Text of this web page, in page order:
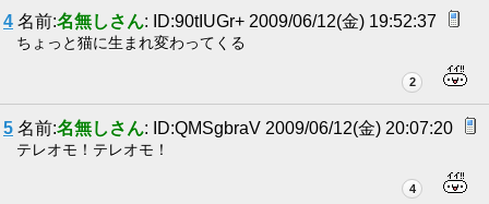
4 名前:名無しさん: ID:90tIUGr+ 2009/06/12(金) 19:52:37
ちょっと猫に生まれ変わってくる
2
5 名前:名無しさん: ID:QMSgbraV 2009/06/12(金) 20:07:20
テレオモ！テレオモ！
4